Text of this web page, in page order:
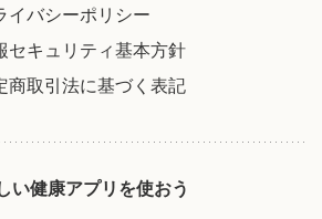
イバシーポリシー
セキュリティ基本方針
商取引法に基づく表記
い健康アプリを使おう